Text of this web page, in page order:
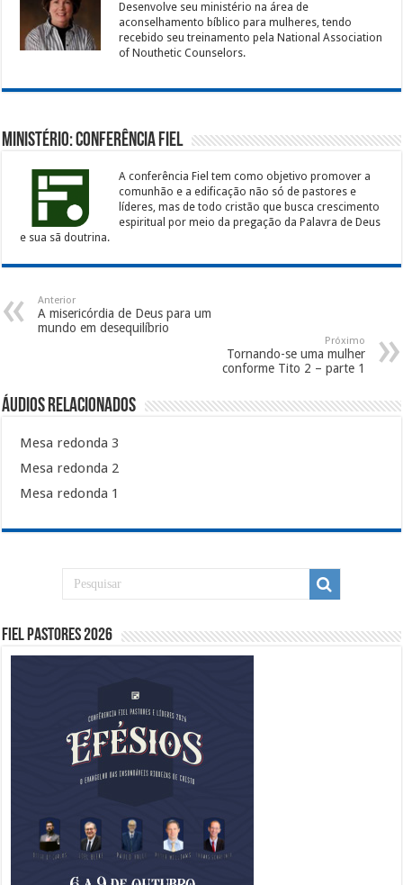
Desenvolve seu ministério na área de
aconselhamento bíblico para mulheres, tendo
recebido seu treinamento pela National Association
of Nouthetic Counselors.
Ministério: Conferência Fiel
A conferência Fiel tem como objetivo promover a
comunhão e a edificação não só de pastores e
líderes, mas de todo cristão que busca crescimento
espiritual por meio da pregação da Palavra de Deus
e sua sã doutrina.
Anterior
A misericórdia de Deus para um
mundo em desequilíbrio
Próximo
Tornando-se uma mulher
conforme Tito 2 – parte 1
Áudios Relacionados
Mesa redonda 3
Mesa redonda 2
Mesa redonda 1
Fiel Pastores 2026